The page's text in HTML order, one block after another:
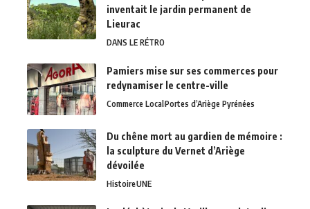
inventait le jardin permanent de
Lieurac
DANS LE RÉTRO
Pamiers mise sur ses commerces pour
redynamiser le centre-ville
Commerce Local Portes d’Ariège Pyrénées
Du chêne mort au gardien de mémoire :
la sculpture du Vernet d’Ariège
dévoilée
HistoireUNE